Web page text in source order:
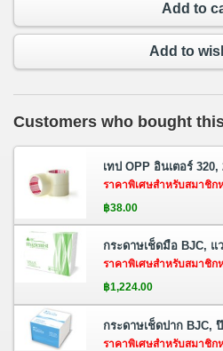
Add to
Add to
Customers who bought
เทป OPP อินเตอร์
ราคาพิเศษสำหรับสมาชิก
฿38.00
กระดาษเช็ดมือ BJC,
ราคาพิเศษสำหรับสมาชิก
฿1,224.00
กระดาษเช็ดปาก BJC,
ราคาพิเศษสำหรับสมาชิก